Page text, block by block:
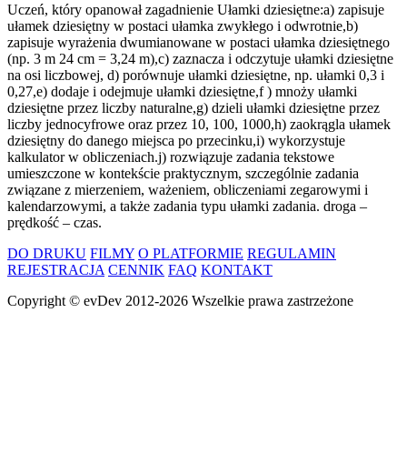
Uczeń, który opanował zagadnienie Ułamki dziesiętne:a) zapisuje
ułamek dziesiętny w postaci ułamka zwykłego i odwrotnie,b)
zapisuje wyrażenia dwumianowane w postaci ułamka dziesiętnego
(np. 3 m 24 cm = 3,24 m),c) zaznacza i odczytuje ułamki dziesiętne
na osi liczbowej, d) porównuje ułamki dziesiętne, np. ułamki 0,3 i
0,27,e) dodaje i odejmuje ułamki dziesiętne,f ) mnoży ułamki
dziesiętne przez liczby naturalne,g) dzieli ułamki dziesiętne przez
liczby jednocyfrowe oraz przez 10, 100, 1000,h) zaokrągla ułamek
dziesiętny do danego miejsca po przecinku,i) wykorzystuje
kalkulator w obliczeniach.j) rozwiązuje zadania tekstowe
umieszczone w kontekście praktycznym, szczególnie zadania
związane z mierzeniem, ważeniem, obliczeniami zegarowymi i
kalendarzowymi, a także zadania typu ułamki zadania. droga –
prędkość – czas.
DO DRUKU FILMY O PLATFORMIE REGULAMIN
REJESTRACJA CENNIK FAQ KONTAKT
Copyright © evDev 2012-2026 Wszelkie prawa zastrzeżone